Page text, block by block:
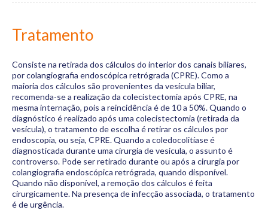
Tratamento
Consiste na retirada dos cálculos do interior dos canais biliares,
por colangiografia endoscópica retrógrada (CPRE). Como a
maioria dos cálculos são provenientes da vesícula biliar,
recomenda-se a realização da colecistectomia após CPRE, na
mesma internação, pois a reincidência é de 10 a 50%. Quando o
diagnóstico é realizado após uma colecistectomia (retirada da
vesícula), o tratamento de escolha é retirar os cálculos por
endoscopia, ou seja, CPRE. Quando a coledocolitíase é
diagnosticada durante uma cirurgia de vesícula, o assunto é
controverso. Pode ser retirado durante ou após a cirurgia por
colangiografia endoscópica retrógrada, quando disponível.
Quando não disponível, a remoção dos cálculos é feita
cirurgicamente. Na presença de infecção associada, o tratamento
é de urgência.